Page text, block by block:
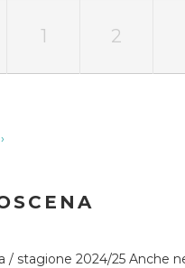
1 2
/ stagione 2024/25 Anche